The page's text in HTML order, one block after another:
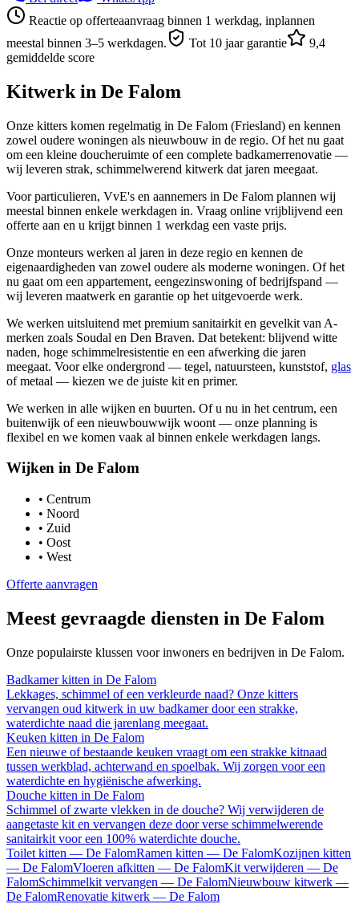
Reactie op offerteaanvraag binnen 1 werkdag, inplannen
meestal binnen 3–5 werkdagen.
Tot 10 jaar garantie
9,4
gemiddelde score
Kitwerk in De Falom
Onze kitters komen regelmatig in De Falom (Friesland) en kennen
zowel oudere woningen als nieuwbouw in de regio. Of het nu gaat
om een kleine doucheruimte of een complete badkamerrenovatie —
wij leveren strak, schimmelwerend kitwerk dat jaren meegaat.
Voor particulieren, VvE's en aannemers in De Falom plannen wij
meestal binnen enkele werkdagen in. Vraag online vrijblijvend een
offerte aan en u krijgt binnen 1 werkdag een vaste prijs.
Onze monteurs werken al jaren in deze regio en kennen de
eigenaardigheden van zowel oudere als moderne woningen. Of het
nu gaat om een appartement, eengezinswoning of bedrijfspand —
wij leveren maatwerk en garantie op het uitgevoerde werk.
We werken uitsluitend met premium sanitairkit en gevelkit van A-
merken zoals Soudal en Den Braven. Dat betekent: blijvend witte
naden, hoge schimmelresistentie en een afwerking die jaren
meegaat. Voor elke ondergrond — tegel, natuursteen, kunststof, glas
of metaal — kiezen we de juiste kit en primer.
We werken in alle wijken en buurten. Of u nu in het centrum, een
buitenwijk of een nieuwbouwwijk woont — onze planning is
flexibel en we komen vaak al binnen enkele werkdagen langs.
Wijken in De Falom
• Centrum
• Noord
• Zuid
• Oost
• West
Offerte aanvragen
Meest gevraagde diensten in De Falom
Onze populairste klussen voor inwoners en bedrijven in De Falom.
Badkamer kitten in De Falom
Lekkages, schimmel of een verkleurde naad? Onze kitters
vervangen oud kitwerk in uw badkamer door een strakke,
waterdichte naad die jarenlang meegaat.
Keuken kitten in De Falom
Een nieuwe of bestaande keuken vraagt om een strakke kitnaad
tussen werkblad, achterwand en spoelbak. Wij zorgen voor een
waterdichte en hygiënische afwerking.
Douche kitten in De Falom
Schimmel of zwarte vlekken in de douche? Wij verwijderen de
aangetaste kit en vervangen deze door verse schimmelwerende
sanitairkit voor een 100% waterdichte douche.
Toilet kitten — De FalomRamen kitten — De FalomKozijnen kitten
— De FalomVloeren afkitten — De FalomKit verwijderen — De
FalomSchimmelkit vervangen — De FalomNieuwbouw kitwerk —
De FalomRenovatie kitwerk — De Falom